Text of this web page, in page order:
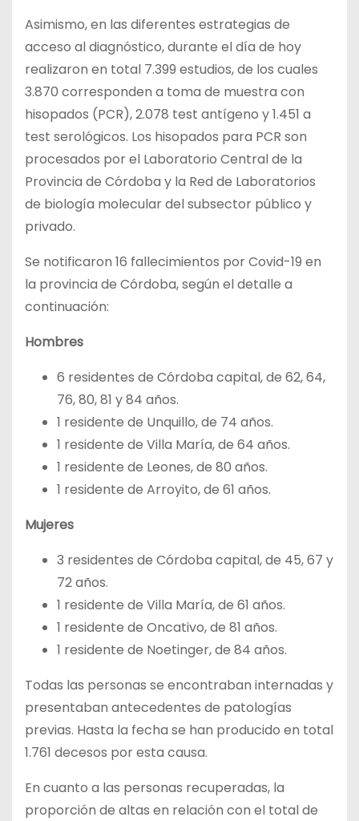
Asimismo, en las diferentes estrategias de
acceso al diagnóstico, durante el día de hoy
realizaron en total 7.399 estudios, de los cuales
3.870 corresponden a toma de muestra con
hisopados (PCR), 2.078 test antígeno y 1.451 a
test serológicos. Los hisopados para PCR son
procesados por el Laboratorio Central de la
Provincia de Córdoba y la Red de Laboratorios
de biología molecular del subsector público y
privado.
Se notificaron 16 fallecimientos por Covid-19 en
la provincia de Córdoba, según el detalle a
continuación:
Hombres
6 residentes de Córdoba capital, de 62, 64,
76, 80, 81 y 84 años.
1 residente de Unquillo, de 74 años.
1 residente de Villa María, de 64 años.
1 residente de Leones, de 80 años.
1 residente de Arroyito, de 61 años.
Mujeres
3 residentes de Córdoba capital, de 45, 67 y
72 años.
1 residente de Villa María, de 61 años.
1 residente de Oncativo, de 81 años.
1 residente de Noetinger, de 84 años.
Todas las personas se encontraban internadas y
presentaban antecedentes de patologías
previas. Hasta la fecha se han producido en total
1.761 decesos por esta causa.
En cuanto a las personas recuperadas, la
proporción de altas en relación con el total de